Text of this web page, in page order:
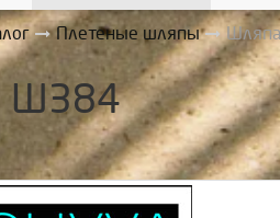
Плетеные шляпы
Ш384